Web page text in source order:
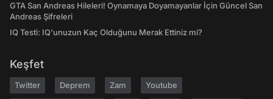
GTA San Andreas Hileleri! Oynamaya Doyamayanlar İçin Güncel San
Andreas Şifreleri
IQ Testi: IQ'unuzun Kaç Olduğunu Merak Ettiniz mi?
Keşfet
Twitter Deprem Zam Youtube